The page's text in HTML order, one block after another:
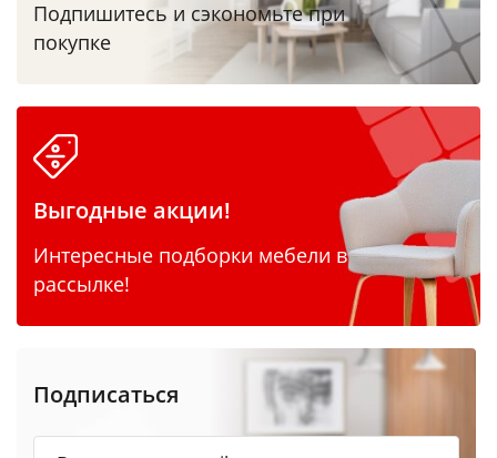
Подпишитесь и сэкономьте при
покупке
Выгодные акции!
Интересные подборки мебели в
рассылке!
Подписаться